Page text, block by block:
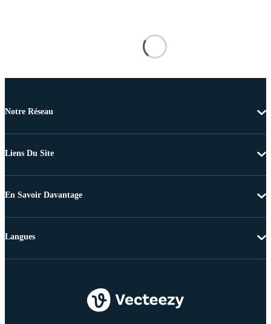
Notre Réseau
Liens Du Site
En Savoir Davantage
Langues